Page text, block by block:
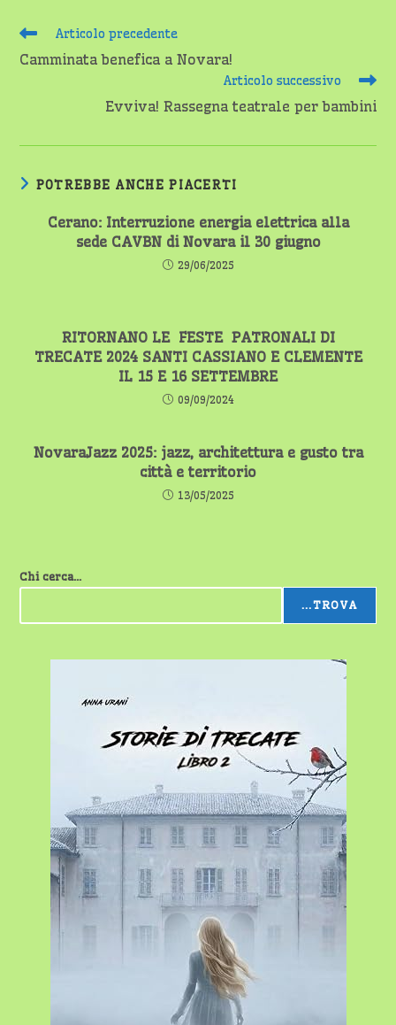
Leggi
articoli
Articolo precedente
Camminata benefica a Novara!
Articolo successivo
Evviva! Rassegna teatrale per bambini
POTREBBE ANCHE PIACERTI
Cerano: Interruzione energia elettrica alla
sede CAVBN di Novara il 30 giugno
29/06/2025
RITORNANO LE FESTE PATRONALI DI
TRECATE 2024 SANTI CASSIANO E CLEMENTE
IL 15 E 16 SETTEMBRE
09/09/2024
NovaraJazz 2025: jazz, architettura e gusto tra
città e territorio
13/05/2025
Chi cerca...
...TROVA